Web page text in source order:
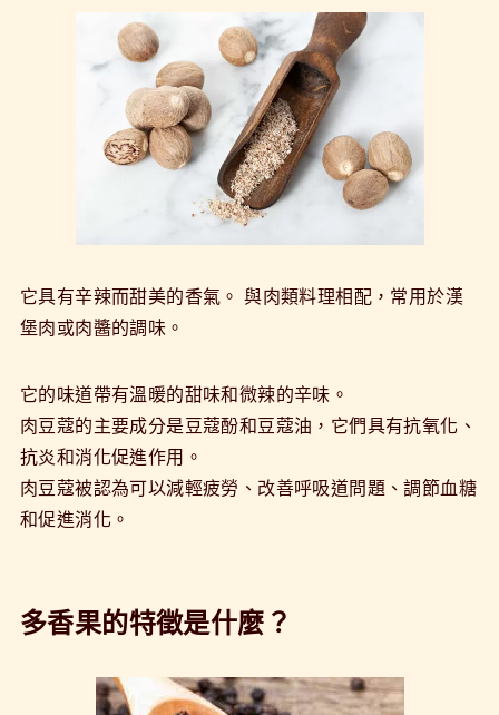
它具有辛辣而甜美的香氣。 與肉類料理相配，常用於漢
堡肉或肉醬的調味。
它的味道帶有溫暖的甜味和微辣的辛味。
肉豆蔻的主要成分是豆蔻酚和豆蔻油，它們具有抗氧化、
抗炎和消化促進作用。
肉豆蔻被認為可以減輕疲勞、改善呼吸道問題、調節血糖
和促進消化。
多香果的特徵是什麼？